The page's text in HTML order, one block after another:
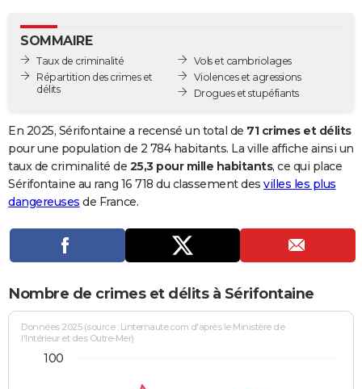
GUIDES D'ACHAT
BONS PLANS
Carte de Noël
Carte Bonne année
Carte Saint-Valentin
Carte Pâques
Carte d'anniversaire
DICTIONNAIRE
Dictionnaire
Biographies
Citations
Expressions
Proverbes
PROGRAMME TV
Se connecter
Entreprises
Service militaire
Avis de recherche
AVIS DE DÉCÈS
Bricolage
Lifestyle
Culture
Sport
Auto
Television
Voyage
Cinema
SOMMAIRE
Taux de criminalité
Répartition des crimes et
délits
Vols et cambriolages
Violences et agressions
Drogues et stupéfiants
En 2025, Sérifontaine a recensé un total de 71 crimes et délits
pour une population de 2 784 habitants. La ville affiche ainsi un
taux de criminalité de 25,3 pour mille habitants, ce qui place
Sérifontaine au rang 16 718 du classement des villes les plus
dangereuses de France.
Nombre de crimes et délits à Sérifontaine
Données 2025 (source : Linternaute.com d'après le Ministère de
l'Intérieur et des Outre-Mer)
100